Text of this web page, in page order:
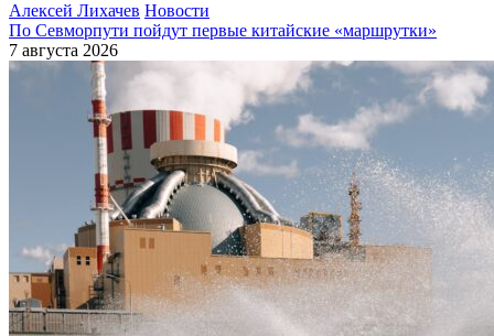
Алексей Лихачев Новости
По Севморпути пойдут первые китайские «маршрутки»
7 августа 2026